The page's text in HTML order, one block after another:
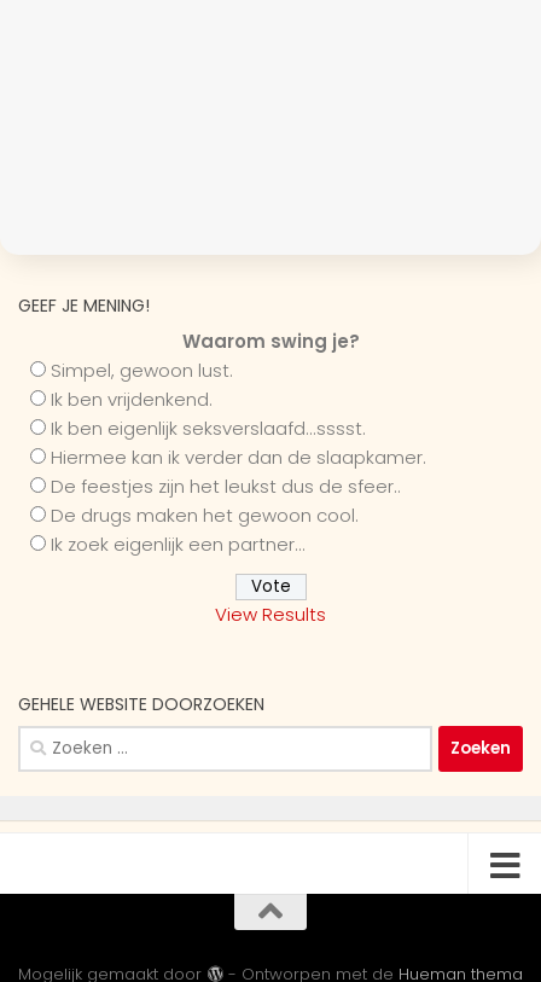
GEEF JE MENING!
Waarom swing je?
Simpel, gewoon lust.
Ik ben vrijdenkend.
Ik ben eigenlijk seksverslaafd...sssst.
Hiermee kan ik verder dan de slaapkamer.
De feestjes zijn het leukst dus de sfeer..
De drugs maken het gewoon cool.
Ik zoek eigenlijk een partner...
View Results
GEHELE WEBSITE DOORZOEKEN
Zoeken
naar:
Mogelijk gemaakt door - Ontworpen met de Hueman thema